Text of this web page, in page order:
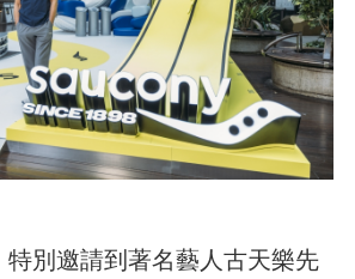
別邀請到著名藝人古天樂先